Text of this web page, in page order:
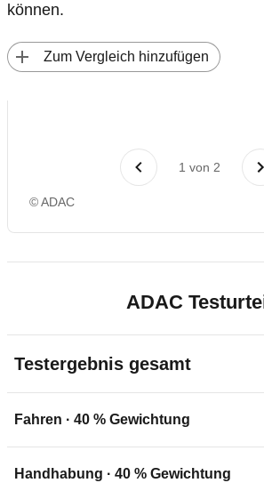
Zum Vergleich hinzufügen
können.
1 von 2
© ADAC
ADAC
Testergebnis gesamt
Fahren · 40 % Gewichtung
Handhabung · 40 % Gewichtung